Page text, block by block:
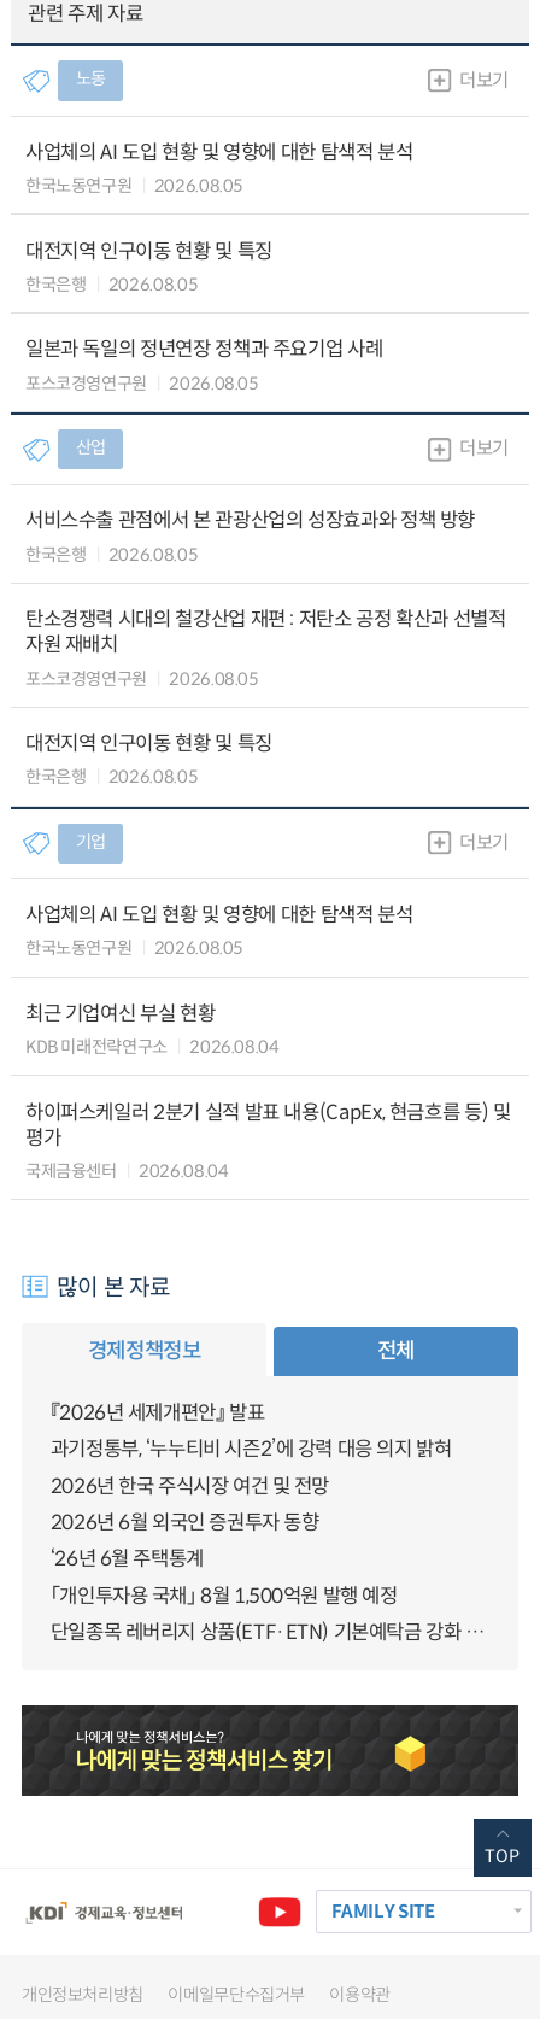
관련 주제 자료
노동 더보기
사업체의 AI 도입 현황 및 영향에 대한 탐색적 분석
한국노동연구원 2026.08.05
대전지역 인구이동 현황 및 특징
한국은행 2026.08.05
일본과 독일의 정년연장 정책과 주요기업 사례
포스코경영연구원 2026.08.05
산업 더보기
서비스수출 관점에서 본 관광산업의 성장효과와 정책 방향
한국은행 2026.08.05
탄소경쟁력 시대의 철강산업 재편 : 저탄소 공정 확산과 선별적
자원 재배치
포스코경영연구원 2026.08.05
대전지역 인구이동 현황 및 특징
한국은행 2026.08.05
기업 더보기
사업체의 AI 도입 현황 및 영향에 대한 탐색적 분석
한국노동연구원 2026.08.05
최근 기업여신 부실 현황
KDB 미래전략연구소 2026.08.04
하이퍼스케일러 2분기 실적 발표 내용(CapEx, 현금흐름 등) 및
평가
국제금융센터 2026.08.04
많이 본 자료
경제정책정보 전체
『2026년 세제개편안』 발표
과기정통부, ‘누누티비 시즌2’에 강력 대응 의지 밝혀
2026년 한국 주식시장 여건 및 전망
2026년 6월 외국인 증권투자 동향
‘26년 6월 주택통계
「개인투자용 국채」 8월 1,500억원 발행 예정
단일종목 레버리지 상품(ETF·ETN) 기본예탁금 강화 조기시행 방안 안내
FAMILY SITE
개인정보처리방침 이메일무단수집거부 이용약관
TOP